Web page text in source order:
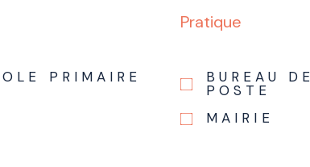
PRIMAIRE
Pratique
BUREAU DE
POSTE
MAIRIE